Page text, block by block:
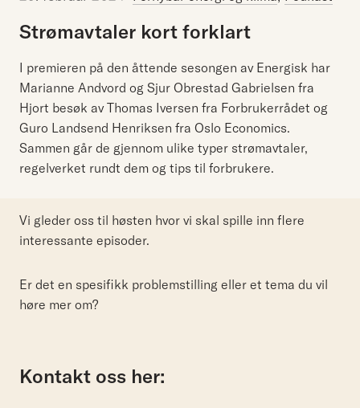
Strømavtaler kort forklart
I premieren på den åttende sesongen av Energisk har
Marianne Andvord og Sjur Obrestad Gabrielsen fra
Hjort besøk av Thomas Iversen fra Forbrukerrådet og
Guro Landsend Henriksen fra Oslo Economics.
Sammen går de gjennom ulike typer strømavtaler,
regelverket rundt dem og tips til forbrukere.
Vi gleder oss til høsten hvor vi skal spille inn flere
interessante episoder.
Er det en spesifikk problemstilling eller et tema du vil
høre mer om?
Kontakt oss her: